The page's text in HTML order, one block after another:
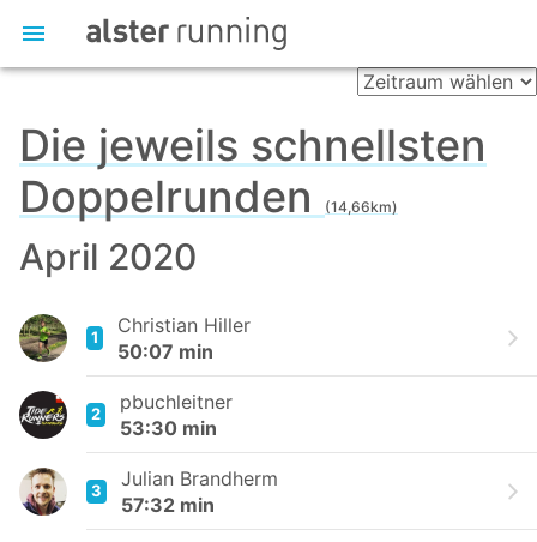
Die jeweils schnellsten
Doppelrunden
(14,66km)
April 2020
1
Christian Hiller
50:07 min
2
pbuchleitner
53:30 min
3
Julian Brandherm
57:32 min